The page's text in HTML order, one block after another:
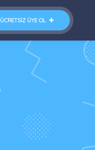
ÜCRETSIZ ÜYE OL